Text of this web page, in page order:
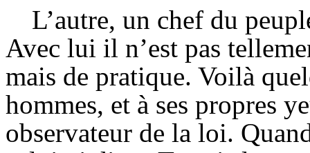
L’autre, un chef du
Avec lui il n’est pas
mais de pratique. Voilà
hommes, et à ses propres
observateur de la loi.